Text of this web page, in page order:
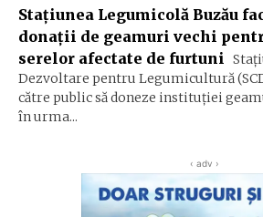
Stațiunea Legumicolă Buzău
donații de geamuri vechi
serelor afectate de furtuni
Dezvoltare pentru Legumicultură
către public să doneze instituției
în urma...
‹ adv ›